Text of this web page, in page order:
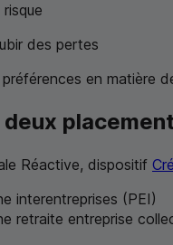
des pertes
en matière
Réactive, dispositif
interentreprises (PEI)
retraite entreprise